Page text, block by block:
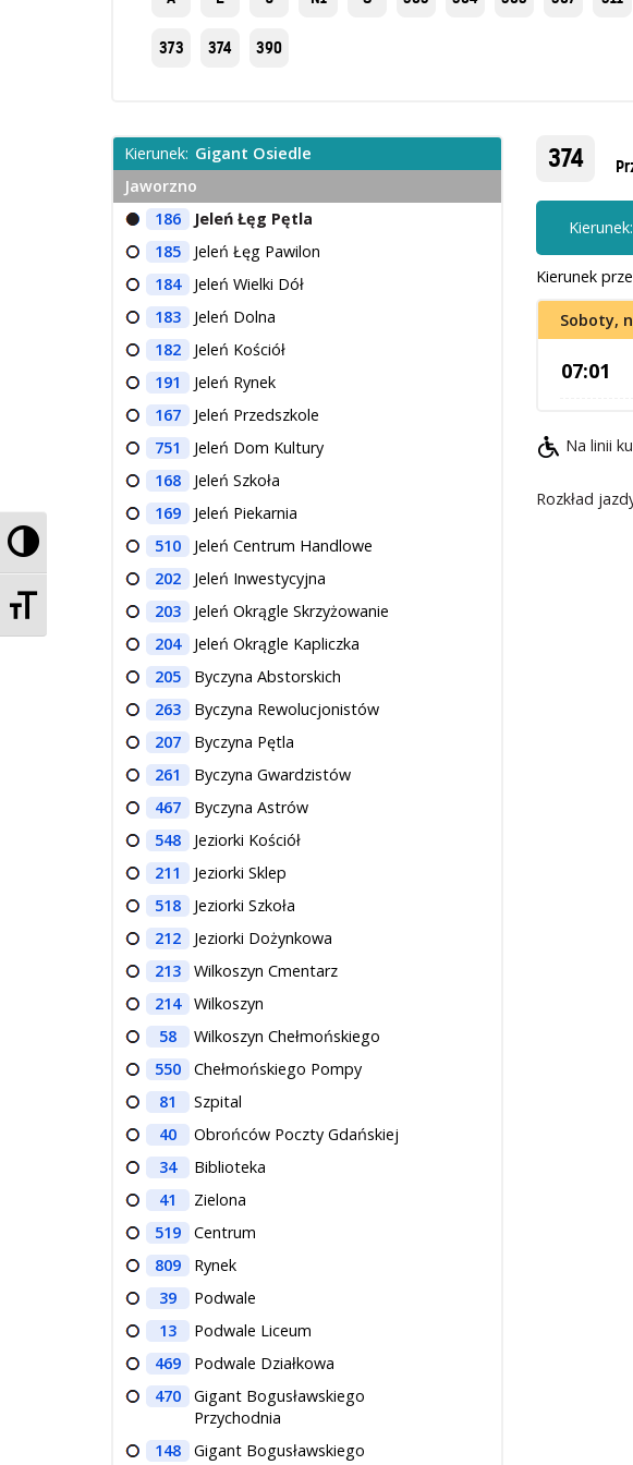
Przełącz wysoki kontrast
Zmień rozmiar czcionek
373 374 390
374
Kierunek:
Kierunek
Soboty,
07:01
Na linii
Rozkład
Kierunek: Gigant Osiedle
Jaworzno
186
Jeleń Łęg Pętla
185
Jeleń Łęg Pawilon
184
Jeleń Wielki Dół
183
Jeleń Dolna
182
Jeleń Kościół
191
Jeleń Rynek
167
Jeleń Przedszkole
751
Jeleń Dom Kultury
168
Jeleń Szkoła
169
Jeleń Piekarnia
510
Jeleń Centrum Handlowe
202
Jeleń Inwestycyjna
203
Jeleń Okrągle Skrzyżowanie
204
Jeleń Okrągle Kapliczka
205
Byczyna Abstorskich
263
Byczyna Rewolucjonistów
207
Byczyna Pętla
261
Byczyna Gwardzistów
467
Byczyna Astrów
548
Jeziorki Kościół
211
Jeziorki Sklep
518
Jeziorki Szkoła
212
Jeziorki Dożynkowa
213
Wilkoszyn Cmentarz
214
Wilkoszyn
58
Wilkoszyn Chełmońskiego
550
Chełmońskiego Pompy
81
Szpital
40
Obrońców Poczty Gdańskiej
34
Biblioteka
41
Zielona
519
Centrum
809
Rynek
39
Podwale
13
Podwale Liceum
469
Podwale Działkowa
470
Gigant Bogusławskiego
Przychodnia
148
Gigant Bogusławskiego